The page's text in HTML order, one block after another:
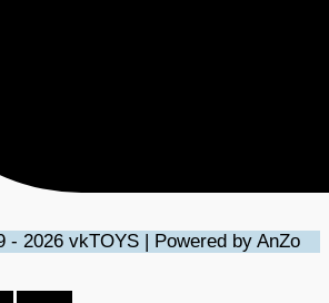
- 2026 vkTOYS | Powered by AnZo